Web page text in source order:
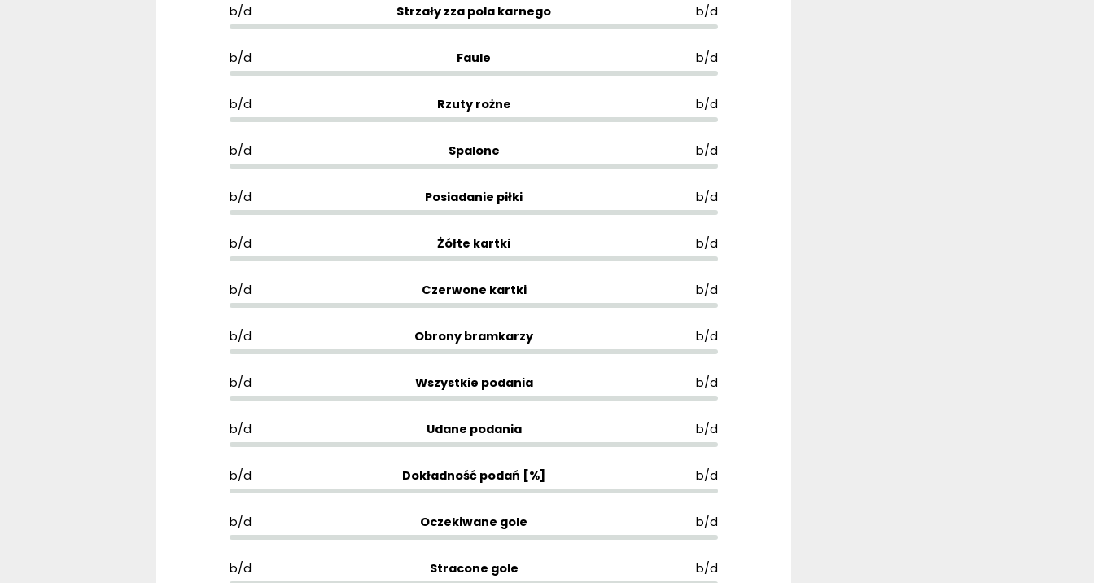
b/d Strzały zza pola karnego b/d
b/d Faule b/d
b/d Rzuty rożne b/d
b/d Spalone b/d
b/d Posiadanie piłki b/d
b/d Żółte kartki b/d
b/d Czerwone kartki b/d
b/d Obrony bramkarzy b/d
b/d Wszystkie podania b/d
b/d Udane podania b/d
b/d Dokładność podań [%] b/d
b/d Oczekiwane gole b/d
b/d Stracone gole b/d